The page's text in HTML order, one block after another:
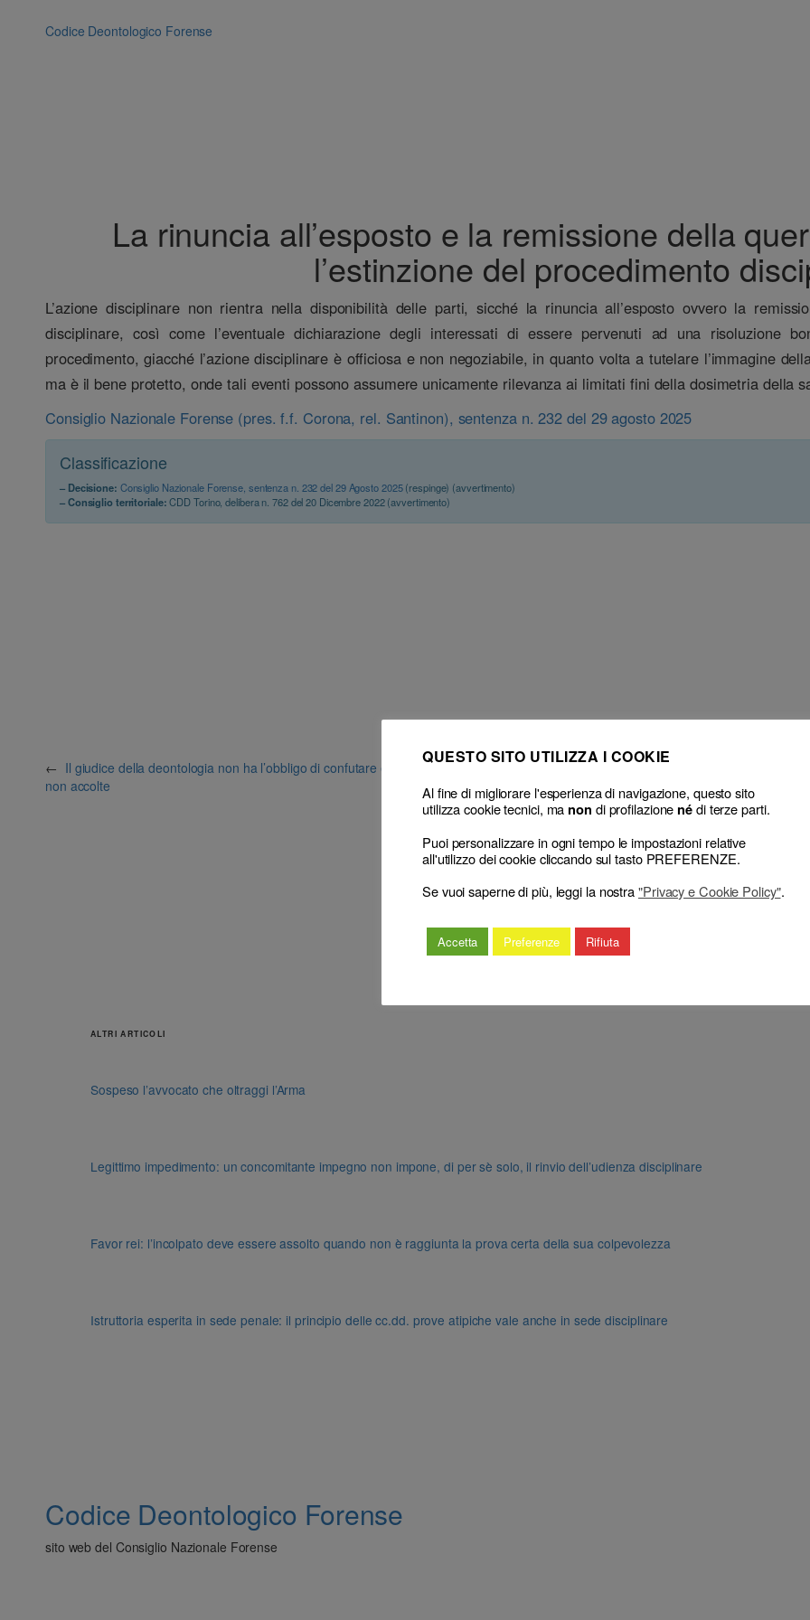
Codice Deontologico Forense
La rinuncia all’esposto e la remissione della
l’estinzione del procedimento
L’azione disciplinare non rientra nella disponibilità delle parti, sicché la rinuncia all’esposto ovvero la
disciplinare, così come l’eventuale dichiarazione degli interessati di essere pervenuti ad una risoluzione
procedimento, giacché l’azione disciplinare è officiosa e non negoziabile, in quanto volta a tutelare l’immagine
ma è il bene protetto, onde tali eventi possono assumere unicamente rilevanza ai limitati fini della dosimetria della
Consiglio Nazionale Forense (pres. f.f. Corona, rel. Santinon), sentenza n. 232 del 29 agosto 2025
Classificazione
– Decisione: Consiglio Nazionale Forense, sentenza n. 232 del 29 Agosto 2025(respinge) (avvertimento)
– Consiglio territoriale:CDD Torino, delibera n. 762 del 20 Dicembre 2022 (avvertimento)
← Il giudice della deontologia non ha l’obbligo di confutare esplicitamente tutte le tesi ed emergenze istruttorie
non accolte
L’intenzionale
deontologico
ALTRI ARTICOLI
Sospeso l’avvocato che oltraggi l’Arma
Legittimo impedimento: un concomitante impegno non impone, di per sè solo, il rinvio dell’udienza disciplinare
Favor rei: l’incolpato deve essere assolto quando non è raggiunta la prova certa della sua colpevolezza
Istruttoria esperita in sede penale: il principio delle cc.dd. prove atipiche vale anche in sede disciplinare
Codice Deontologico Forense
sito web del Consiglio Nazionale Forense
QUESTO SITO UTILIZZA I COOKIE
Al fine di migliorare l'esperienza di navigazione, questo sito
utilizza cookie tecnici, ma non di profilazione nédi terze parti.
Puoi personalizzare in ogni tempo le impostazioni relative
all'utilizzo dei cookie cliccando sul tasto PREFERENZE.
Se vuoi saperne di più, leggi la nostra"Privacy e Cookie Policy".
Accetta Preferenze Rifiuta